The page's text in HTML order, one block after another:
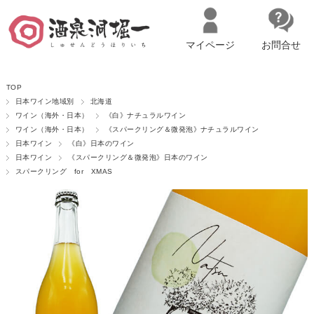
マイページ お問合せ
TOP
日本ワイン地域別
北海道
ワイン（海外・日本）
《白》ナチュラルワイン
ワイン（海外・日本）
《スパークリング＆微発泡》ナチュラルワイン
日本ワイン
《白》日本のワイン
日本ワイン
《スパークリング＆微発泡》日本のワイン
スパークリング for XMAS